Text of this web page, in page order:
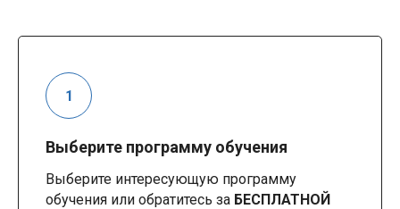
Выберите программу обучения
Выберите интересующую программу
обучения или обратитесь за БЕСПЛАТНОЙ